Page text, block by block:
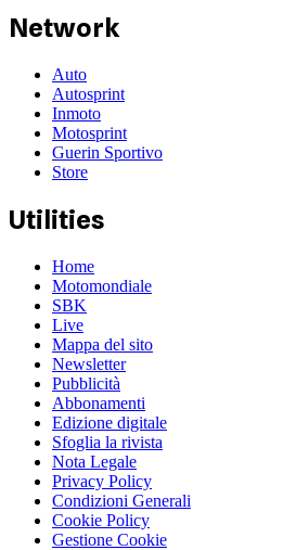
Network
Auto
Autosprint
Inmoto
Motosprint
Guerin Sportivo
Store
Utilities
Home
Motomondiale
SBK
Live
Mappa del sito
Newsletter
Pubblicità
Abbonamenti
Edizione digitale
Sfoglia la rivista
Nota Legale
Privacy Policy
Condizioni Generali
Cookie Policy
Gestione Cookie